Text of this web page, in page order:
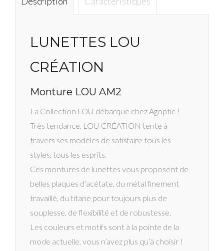
LUNETTES LOU
CRÉATION
Monture LOU AM2
La Collection LOU débarque chez Agoptic !
Très tendance, LOU CRÉATION tente à
travers ses modèles de satisfaire tous les
styles, tous les esprits.
Ces montures de lunettes vous proposent de
belles plaques d’acétate, du métal finement
travaillé, du titane pour toujours plus de
souplesse, de flexibilité et de robustesse.
Les couleurs et motifs sont à la pointe de la
mode actuelle, vous n’avez plus qu’à choisir !